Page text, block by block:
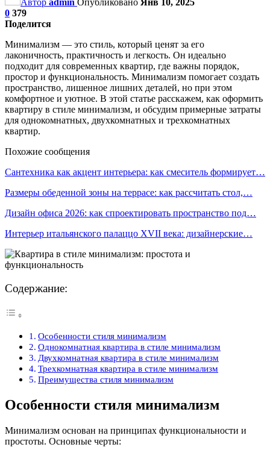
0 379
Поделится
Минимализм — это стиль, который ценят за его
лаконичность, практичность и легкость. Он идеально
подходит для современных квартир, где важны порядок,
простор и функциональность. Минимализм помогает создать
пространство, лишенное лишних деталей, но при этом
комфортное и уютное. В этой статье расскажем, как оформить
квартиру в стиле минимализм, и обсудим примерные затраты
для однокомнатных, двухкомнатных и трехкомнатных
квартир.
Похожие сообщения
Сантехника как акцент интерьера: как смеситель формирует…
Размеры обеденной зоны на террасе: как рассчитать стол,…
Дизайн офиса 2026: как спроектировать пространство под…
Интерьер итальянского палаццо XVII века: дизайнерские…
Содержание:
Особенности стиля минимализм
Однокомнатная квартира в стиле минимализм
Двухкомнатная квартира в стиле минимализм
Трехкомнатная квартира в стиле минимализм
Преимущества стиля минимализм
Особенности стиля минимализм
Минимализм основан на принципах функциональности и
простоты. Основные черты: